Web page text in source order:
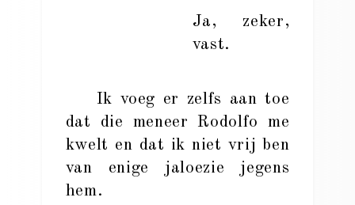
Ja, zeker,
vast.
Ik voeg er zelfs aan toe
dat die meneer Rodolfo me
kwelt en dat ik niet vrij ben
van enige jaloezie jegens
hem.